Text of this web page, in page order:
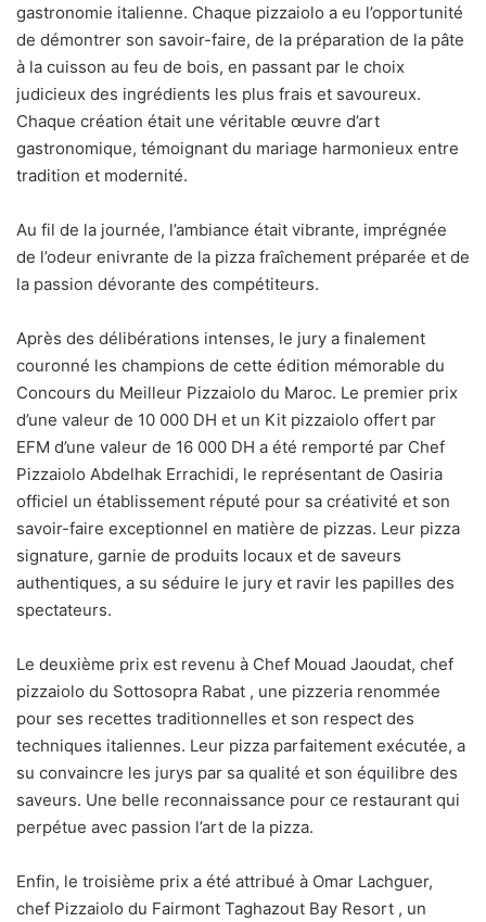
gastronomie italienne. Chaque pizzaiolo a eu l’opportunité
de démontrer son savoir-faire, de la préparation de la pâte
à la cuisson au feu de bois, en passant par le choix
judicieux des ingrédients les plus frais et savoureux.
Chaque création était une véritable œuvre d’art
gastronomique, témoignant du mariage harmonieux entre
tradition et modernité.
Au fil de la journée, l’ambiance était vibrante, imprégnée
de l’odeur enivrante de la pizza fraîchement préparée et de
la passion dévorante des compétiteurs.
Après des délibérations intenses, le jury a finalement
couronné les champions de cette édition mémorable du
Concours du Meilleur Pizzaiolo du Maroc. Le premier prix
d’une valeur de 10 000 DH et un Kit pizzaiolo offert par
EFM d’une valeur de 16 000 DH a été remporté par Chef
Pizzaiolo Abdelhak Errachidi, le représentant de Oasiria
officiel un établissement réputé pour sa créativité et son
savoir-faire exceptionnel en matière de pizzas. Leur pizza
signature, garnie de produits locaux et de saveurs
authentiques, a su séduire le jury et ravir les papilles des
spectateurs.
Le deuxième prix est revenu à Chef Mouad Jaoudat, chef
pizzaiolo du Sottosopra Rabat , une pizzeria renommée
pour ses recettes traditionnelles et son respect des
techniques italiennes. Leur pizza parfaitement exécutée, a
su convaincre les jurys par sa qualité et son équilibre des
saveurs. Une belle reconnaissance pour ce restaurant qui
perpétue avec passion l’art de la pizza.
Enfin, le troisième prix a été attribué à Omar Lachguer,
chef Pizzaiolo du Fairmont Taghazout Bay Resort , un